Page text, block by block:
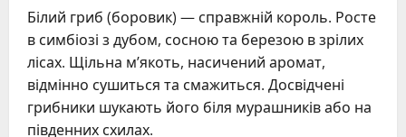
Білий гриб (боровик) — справжній король. Росте
в симбіозі з дубом, сосною та березою в зрілих
лісах. Щільна м’якоть, насичений аромат,
відмінно сушиться та смажиться. Досвідчені
грибники шукають його біля мурашників або на
південних схилах.